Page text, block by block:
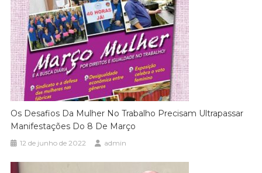
Os Desafios Da Mulher No Trabalho Precisam Ultrapassar
Manifestações Do 8 De Março
12 de junho de 2022 admin